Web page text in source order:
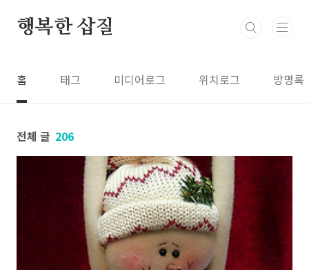
행복한 삽질
홈 태그 미디어로그 위치로그 방명록
전체 글 206